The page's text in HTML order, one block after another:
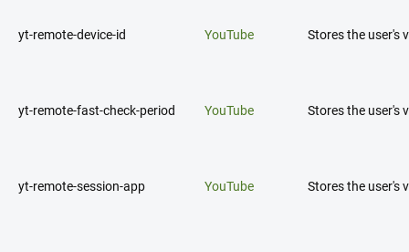
yt-remote-device-id YouTube Stores the user's
yt-remote-fast-check-period YouTube Stores the user's
yt-remote-session-app YouTube Stores the user's